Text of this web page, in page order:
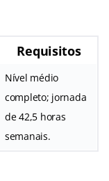
Requisitos
Nível médio
completo; jornada
de 42,5 horas
semanais.